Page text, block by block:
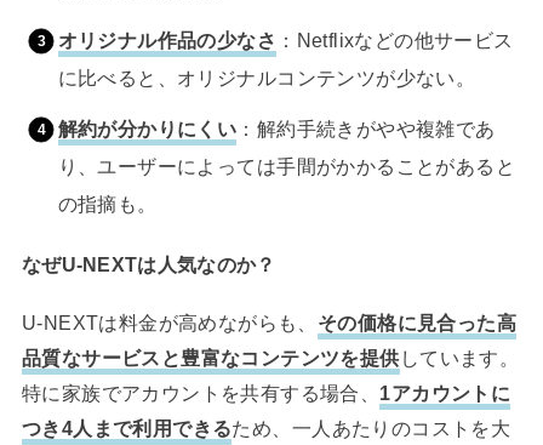
オリジナル作品の少なさ ：Netflixなどの他サービス
に比べると、オリジナルコンテンツが少ない。
解約が分かりにくい ：解約手続きがやや複雑であ
り、ユーザーによっては手間がかかることがあると
の指摘も。
なぜU-NEXTは人気なのか？
U-NEXTは料金が高めながらも、 その価格に見合った高
品質なサービスと豊富なコンテンツを提供 しています。
特に家族でアカウントを共有する場合、 1アカウントに
つき4人まで利用できるため、一人あたりのコストを大